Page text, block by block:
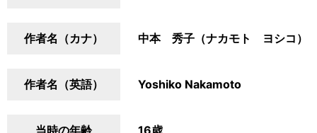
作者名（カナ） 中本 秀子（ナカモト ヨシコ）
作者名（英語） Yoshiko Nakamoto
当時の年齢 16歳